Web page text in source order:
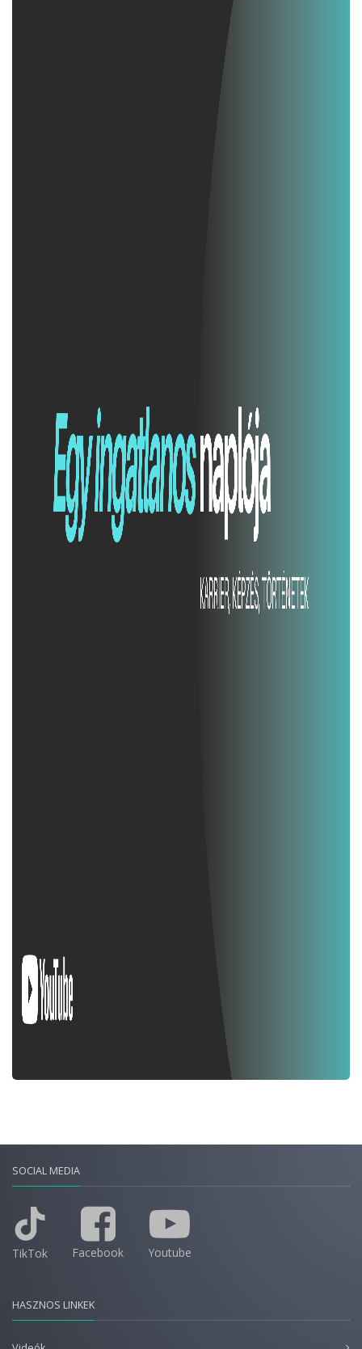
SOCIAL MEDIA
TikTok Facebook Youtube
HASZNOS LINKEK